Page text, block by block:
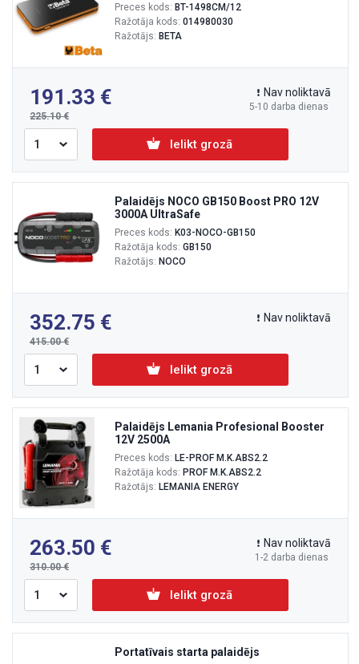
Preces kods: BT-1498CM/12
Ražotāja kods: 014980030
Ražotājs: BETA
191.33
225.10
5-10 darba dienas
Nav noliktavā
Ielikt grozā
Palaidējs NOCO GB150 Boost PRO 12V
3000A UltraSafe
Preces kods: K03-NOCO-GB150
Ražotāja kods: GB150
Ražotājs: NOCO
352.75
415.00
Nav noliktavā
Ielikt grozā
Palaidējs Lemania Profesional Booster
12V 2500A
Preces kods: LE-PROF M.K.ABS2.2
Ražotāja kods: PROF M.K.ABS2.2
Ražotājs: LEMANIA ENERGY
263.50
310.00
1-2 darba dienas
Nav noliktavā
Ielikt grozā
Portatīvais starta palaidējs